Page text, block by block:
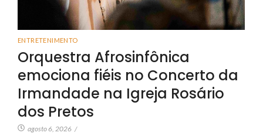
ENTRETENIMENTO
Orquestra Afrosinfônica
emociona fiéis no Concerto da
Irmandade na Igreja Rosário
dos Pretos
agosto 6, 2026 /